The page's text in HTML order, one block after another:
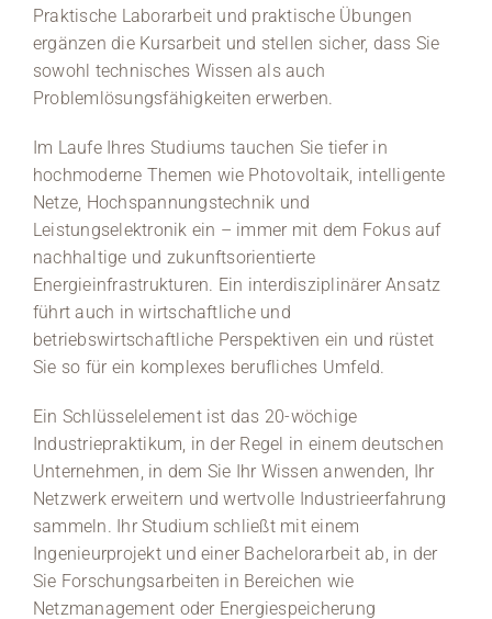
Praktische Laborarbeit und praktische Übungen
ergänzen die Kursarbeit und stellen sicher, dass Sie
sowohl technisches Wissen als auch
Problemlösungsfähigkeiten erwerben.
Im Laufe Ihres Studiums tauchen Sie tiefer in
hochmoderne Themen wie Photovoltaik, intelligente
Netze, Hochspannungstechnik und
Leistungselektronik ein – immer mit dem Fokus auf
nachhaltige und zukunftsorientierte
Energieinfrastrukturen. Ein interdisziplinärer Ansatz
führt auch in wirtschaftliche und
betriebswirtschaftliche Perspektiven ein und rüstet
Sie so für ein komplexes berufliches Umfeld.
Ein Schlüsselelement ist das 20-wöchige
Industriepraktikum, in der Regel in einem deutschen
Unternehmen, in dem Sie Ihr Wissen anwenden, Ihr
Netzwerk erweitern und wertvolle Industrieerfahrung
sammeln. Ihr Studium schließt mit einem
Ingenieurprojekt und einer Bachelorarbeit ab, in der
Sie Forschungsarbeiten in Bereichen wie
Netzmanagement oder Energiespeicherung